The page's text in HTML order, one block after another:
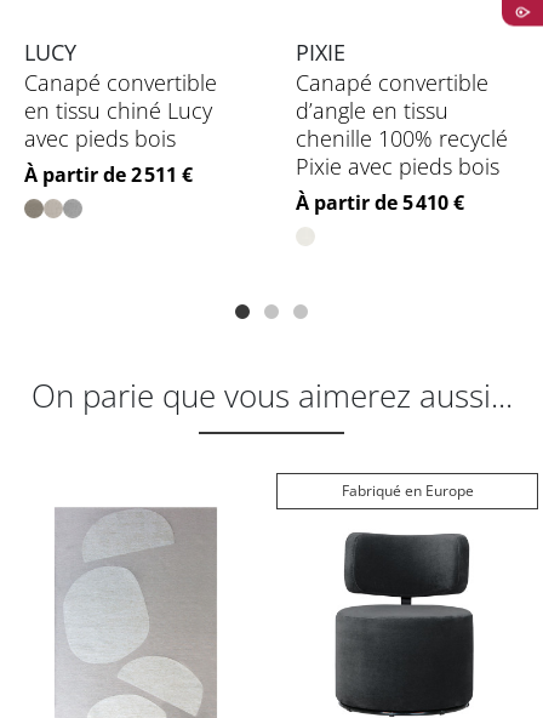
LUCY
Canapé convertible
en tissu chiné Lucy
avec pieds bois
Prix
À partir de 2 511 €
PIXIE
Canapé convertible
d’angle en tissu
chenille 100% recyclé
Pixie avec pieds bois
Prix
À partir de 5 410 €
On parie que vous aimerez aussi...
Fabriqué en Europe